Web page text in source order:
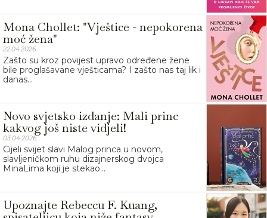
Mona Chollet: "Vještice - nepokorena
moć žena"
22.04.2026.
Zašto su kroz povijest upravo određene žene
bile proglašavane vješticama? I zašto nas taj lik i
danas...
Novo svjetsko izdanje: Mali princ
kakvog još niste vidjeli!
03.04.2026.
Cijeli svijet slavi Malog princa u novom,
slavljeničkom ruhu dizajnerskog dvojca
MinaLima koji je stekao...
Upoznajte Rebeccu F. Kuang,